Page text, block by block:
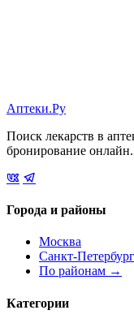
Аптеки.Ру
Поиск лекарств в
бронирование онлайн.
Города и районы
Москва
Санкт-Петербург
По районам →
Категории